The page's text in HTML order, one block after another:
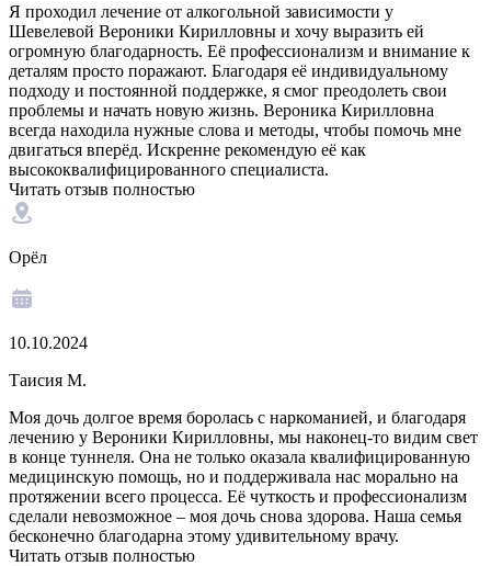
Я проходил лечение от алкогольной зависимости у
Шевелевой Вероники Кирилловны и хочу выразить ей
огромную благодарность. Её профессионализм и внимание к
деталям просто поражают. Благодаря её индивидуальному
подходу и постоянной поддержке, я смог преодолеть свои
проблемы и начать новую жизнь. Вероника Кирилловна
всегда находила нужные слова и методы, чтобы помочь мне
двигаться вперёд. Искренне рекомендую её как
высококвалифицированного специалиста.
Читать отзыв полностью
Орёл
10.10.2024
Таисия М.
Моя дочь долгое время боролась с наркоманией, и благодаря
лечению у Вероники Кирилловны, мы наконец-то видим свет
в конце туннеля. Она не только оказала квалифицированную
медицинскую помощь, но и поддерживала нас морально на
протяжении всего процесса. Её чуткость и профессионализм
сделали невозможное – моя дочь снова здорова. Наша семья
бесконечно благодарна этому удивительному врачу.
Читать отзыв полностью